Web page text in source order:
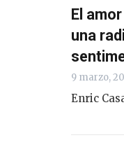
El
una
9 marzo,
Enric